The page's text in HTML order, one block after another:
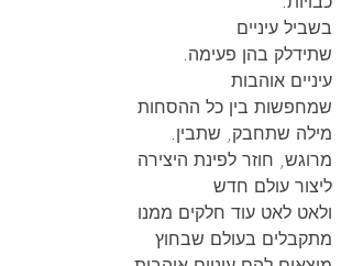
בשביל עיניים
שתידלק בהן פעימה.
עיניים אוהבות
שמחפשות בין כל ההסחות
מילה שתחבק, שתבין.
מרוגש, חוזר לפינת היצירה
ליצור עולם חדש
ולאט לאט עוד חלקים ממנו
מתקבלים בעולם שבחוץ